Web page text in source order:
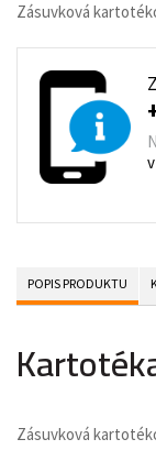
Zásuvková
POPIS PRODUKTU
Zásuvková